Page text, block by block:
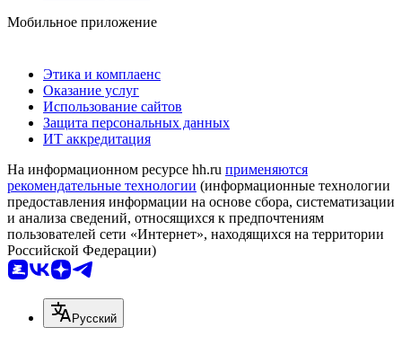
Мобильное приложение
Этика и комплаенс
Оказание услуг
Использование сайтов
Защита персональных данных
ИТ аккредитация
На информационном ресурсе hh.ru применяются
рекомендательные технологии (информационные технологии
предоставления информации на основе сбора, систематизации
и анализа сведений, относящихся к предпочтениям
пользователей сети «Интернет», находящихся на территории
Российской Федерации)
Русский